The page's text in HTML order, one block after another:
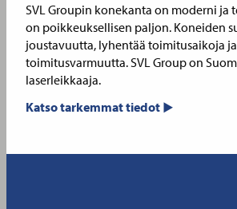
SVL Groupin konekanta on moderni ja
on poikkeuksellisen paljon. Koneiden
joustavuutta, lyhentää toimitusaikoja
toimitusvarmuutta. SVL Group on
laserleikkaaja.
Katso tarkemmat tiedot